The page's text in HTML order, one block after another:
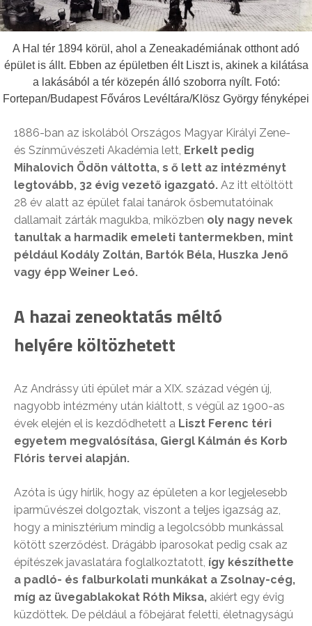
A Hal tér 1894 körül, ahol a Zeneakadémiának otthont adó
épület is állt. Ebben az épületben élt Liszt is, akinek a kilátása
a lakásából a tér közepén álló szoborra nyílt. Fotó:
Fortepan/Budapest Főváros Levéltára/Klösz György fényképei
1886-ban az iskolából Országos Magyar Királyi Zene-
és Színművészeti Akadémia lett, Erkelt pedig
Mihalovich Ödön váltotta, s ő lett az intézményt
legtovább, 32 évig vezető igazgató. Az itt eltöltött
28 év alatt az épület falai tanárok ősbemutatóinak
dallamait zárták magukba, miközben oly nagy nevek
tanultak a harmadik emeleti tantermekben, mint
például Kodály Zoltán, Bartók Béla, Huszka Jenő
vagy épp Weiner Leó.
A hazai zeneoktatás méltó
helyére költözhetett
Az Andrássy úti épület már a XIX. század végén új,
nagyobb intézmény után kiáltott, s végül az 1900-as
évek elején el is kezdődhetett a Liszt Ferenc téri
egyetem megvalósítása, Giergl Kálmán és Korb
Flóris tervei alapján.
Azóta is úgy hírlik, hogy az épületen a kor legjelesebb
iparművészei dolgoztak, viszont a teljes igazság az,
hogy a minisztérium mindig a legolcsóbb munkással
kötött szerződést. Drágább iparosokat pedig csak az
építészek javaslatára foglalkoztatott, így készíthette
a padló- és falburkolati munkákat a Zsolnay-cég,
míg az üvegablakokat Róth Miksa, akiért egy évig
küzdöttek. De például a főbejárat feletti, életnagyságú